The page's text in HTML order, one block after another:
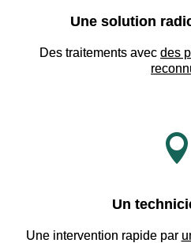
Une solution
Des traitements avec des

Un
Une intervention rapide par